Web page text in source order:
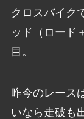
クロスバイク
ッド（ロード
目。
昨今のレース
いなら走破も